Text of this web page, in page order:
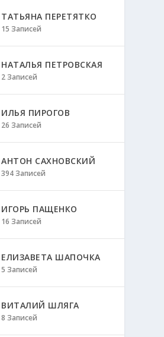
ТАТЬЯНА ПЕРЕТЯТКО
15 Записей
НАТАЛЬЯ ПЕТРОВСКАЯ
2 Записей
ИЛЬЯ ПИРОГОВ
26 Записей
АНТОН САХНОВСКИЙ
394 Записей
ИГОРЬ ПАЩЕНКО
16 Записей
ЕЛИЗАВЕТА ШАПОЧКА
5 Записей
ВИТАЛИЙ ШЛЯГА
8 Записей